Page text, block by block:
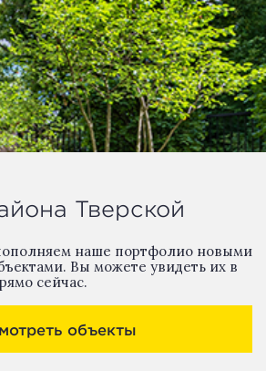
Тверской
наше портфолио новыми
Вы можете увидеть их в
сейчас.
объекты